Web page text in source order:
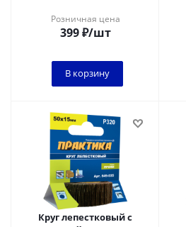
Розничная цена
399₽/шт
В корзину
Круг лепестковый с